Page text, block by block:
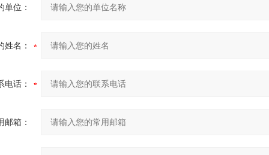
单位：
姓名：
电话：
邮箱：